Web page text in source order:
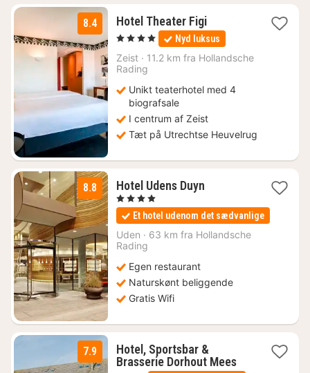
8.4 Hotel Theater Figi1
nat
fra
724
, 4 Stjerner Nyd luksus
Zeist · 11.2 km fra Hollandsche
Rading
Unikt teaterhotel med 4
biografsale
I centrum af Zeist
Tæt på Utrechtse Heuvelrug
8.8 Hotel Udens Duyn2
fra
741
kr.
, 4 Stjerner
Et hotel udenom det sædvanlige
Uden · 63 km fra Hollandsche
Rading
Egen restaurant
Naturskønt beliggende
Gratis Wifi
7.9
Hotel, Sportsbar &
Brasserie Dorhout Mees1